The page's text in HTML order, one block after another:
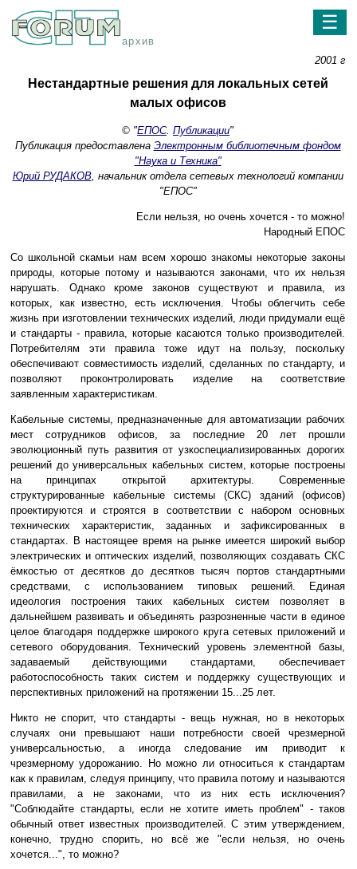
архив
☰
2001 г
Нестандартные решения для локальных сетей
малых офисов
© "ЕПОС. Публикации"
Публикация предоставлена Электронным библиотечным фондом
"Наука и Техника"
Юрий РУДАКОВ, начальник отдела сетевых технологий компании
"ЕПОС"
Если нельзя, но очень хочется - то можно!
Народный ЕПОС
Со школьной скамьи нам всем хорошо знакомы некоторые законы
природы, которые потому и называются законами, что их нельзя
нарушать. Однако кроме законов существуют и правила, из
которых, как известно, есть исключения. Чтобы облегчить себе
жизнь при изготовлении технических изделий, люди придумали ещё
и стандарты - правила, которые касаются только производителей.
Потребителям эти правила тоже идут на пользу, поскольку
обеспечивают совместимость изделий, сделанных по стандарту, и
позволяют проконтролировать изделие на соответствие
заявленным характеристикам.
Кабельные системы, предназначенные для автоматизации рабочих
мест сотрудников офисов, за последние 20 лет прошли
эволюционный путь развития от узкоспециализированных дорогих
решений до универсальных кабельных систем, которые построены
на принципах открытой архитектуры. Современные
структурированные кабельные системы (СКС) зданий (офисов)
проектируются и строятся в соответствии с набором основных
технических характеристик, заданных и зафиксированных в
стандартах. В настоящее время на рынке имеется широкий выбор
электрических и оптических изделий, позволяющих создавать СКС
ёмкостью от десятков до десятков тысяч портов стандартными
средствами, с использованием типовых решений. Единая
идеология построения таких кабельных систем позволяет в
дальнейшем развивать и объединять разрозненные части в единое
целое благодаря поддержке широкого круга сетевых приложений и
сетевого оборудования. Технический уровень элементной базы,
задаваемый действующими стандартами, обеспечивает
работоспособность таких систем и поддержку существующих и
перспективных приложений на протяжении 15...25 лет.
Никто не спорит, что стандарты - вещь нужная, но в некоторых
случаях они превышают наши потребности своей чрезмерной
универсальностью, а иногда следование им приводит к
чрезмерному удорожанию. Но можно ли относиться к стандартам
как к правилам, следуя принципу, что правила потому и называются
правилами, а не законами, что из них есть исключения?
"Соблюдайте стандарты, если не хотите иметь проблем" - таков
обычный ответ известных производителей. С этим утверждением,
конечно, трудно спорить, но всё же "если нельзя, но очень
хочется...", то можно?